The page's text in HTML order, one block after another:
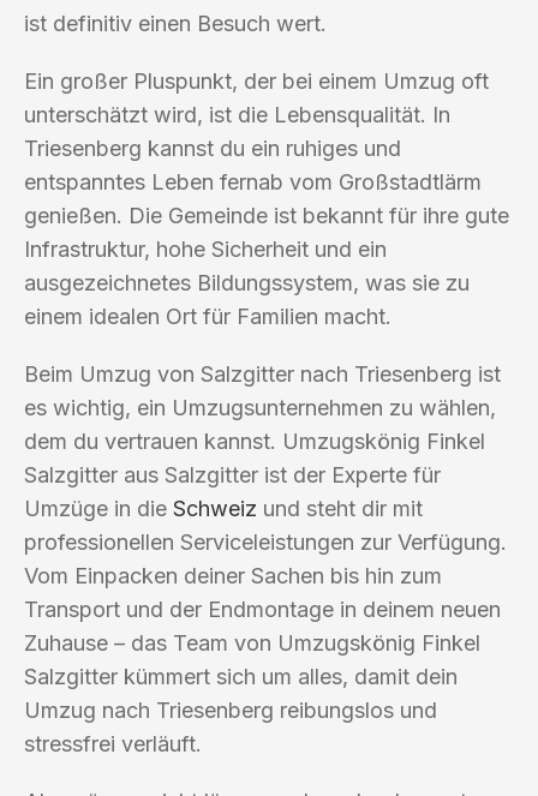
ist definitiv einen Besuch wert.
Ein großer Pluspunkt, der bei einem Umzug oft
unterschätzt wird, ist die Lebensqualität. In
Triesenberg kannst du ein ruhiges und
entspanntes Leben fernab vom Großstadtlärm
genießen. Die Gemeinde ist bekannt für ihre gute
Infrastruktur, hohe Sicherheit und ein
ausgezeichnetes Bildungssystem, was sie zu
einem idealen Ort für Familien macht.
Beim Umzug von Salzgitter nach Triesenberg ist
es wichtig, ein Umzugsunternehmen zu wählen,
dem du vertrauen kannst. Umzugskönig Finkel
Salzgitter aus Salzgitter ist der Experte für
Umzüge in die Schweiz und steht dir mit
professionellen Serviceleistungen zur Verfügung.
Vom Einpacken deiner Sachen bis hin zum
Transport und der Endmontage in deinem neuen
Zuhause – das Team von Umzugskönig Finkel
Salzgitter kümmert sich um alles, damit dein
Umzug nach Triesenberg reibungslos und
stressfrei verläuft.